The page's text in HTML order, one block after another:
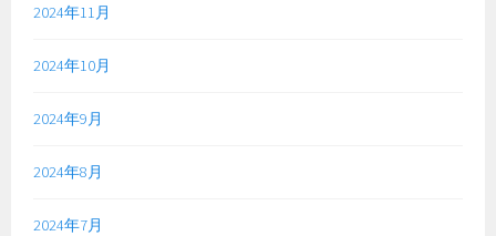
2024年11月
2024年10月
2024年9月
2024年8月
2024年7月